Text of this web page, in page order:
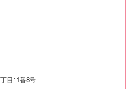
目11番8号